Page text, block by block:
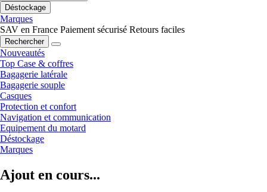
Déstockage
Marques
SAV en France Paiement sécurisé Retours faciles
Rechercher
Nouveautés
Top Case & coffres
Bagagerie latérale
Bagagerie souple
Casques
Protection et confort
Navigation et communication
Equipement du motard
Déstockage
Marques
Ajout en cours...